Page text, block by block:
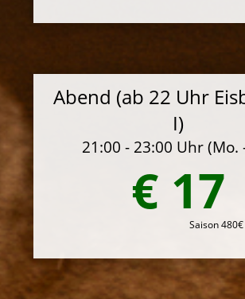
Abend (ab 22 Uhr
I)
21:00 - 23:00 Uhr (Mo.
€ 17
Saison 480€